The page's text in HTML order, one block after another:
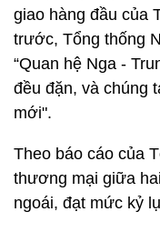
giao hàng đầu của
trước, Tổng thống
“Quan hệ Nga -
đều đặn, và chúng
mới".
Theo báo cáo của
thương mại giữa
ngoái, đạt mức kỷ